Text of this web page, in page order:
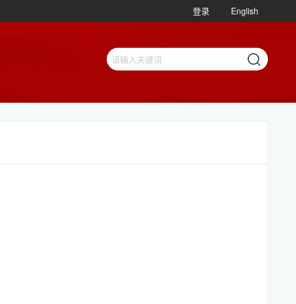
登录 English